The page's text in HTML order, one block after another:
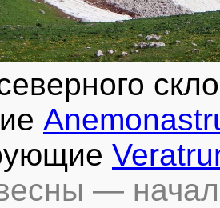
—